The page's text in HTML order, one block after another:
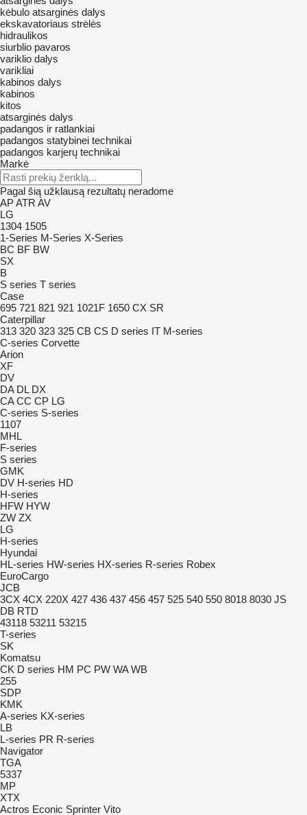
kėbulo atsarginės dalys
ekskavatoriaus strėlės
hidraulikos
siurblio pavaros
variklio dalys
varikliai
kabinos dalys
kabinos
kitos
atsarginės dalys
padangos ir ratlankiai
padangos statybinei technikai
padangos karjerų technikai
Markė
Pagal šią užklausą rezultatų neradome
APATR AV
LG
1304 1505
1-Series M-Series X-Series
BC BF BW
SX
B
S series T series
Case
695 721 821 921 1021F 1650 CX SR
Caterpillar
313 320 323 325 CB CS D series IT M-series
C-series Corvette
Arion
XF
DV
DA DL DX
CA CC CP LG
C-series S-series
1107
MHL
F-series
S series
GMK
DV H-series HD
H-series
HFW HYW
ZW ZX
LG
H-series
Hyundai
HL-series HW-series HX-series R-series Robex
EuroCargo
JCB
3CX 4CX 220X 427 436 437 456 457 525 540 550 8018 8030 JS
DB RTD
43118 53211 53215
T-series
SK
Komatsu
CK D series HM PC PW WA WB
255
SDP
KMK
A-series KX-series
LB
L-series PR R-series
Navigator
TGA
5337
MP
XTX
Actros Econic Sprinter Vito